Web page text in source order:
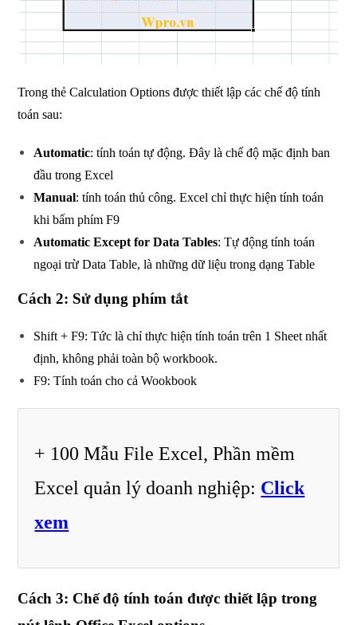
Trong thẻ Calculation Options được thiết lập các chế độ tính
toán sau:
Automatic: tính toán tự động. Đây là chế độ mặc định ban
đầu trong Excel
Manual: tính toán thủ công. Excel chỉ thực hiện tính toán
khi bấm phím F9
Automatic Except for Data Tables: Tự động tính toán
ngoại trừ Data Table, là những dữ liệu trong dạng Table
Cách 2: Sử dụng phím tắt
Shift + F9: Tức là chỉ thực hiện tính toán trên 1 Sheet nhất
định, không phải toàn bộ workbook.
F9: Tính toán cho cả Wookbook
+ 100 Mẫu File Excel, Phần mềm
Excel quản lý doanh nghiệp: Click
xem
Cách 3: Chế độ tính toán được thiết lập trong